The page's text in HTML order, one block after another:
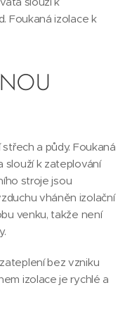
Foukaná izolace k
a půdy. Foukaná
slouží k zateplování
stroje jsou
vháněn izolační
venku, takže není
bez vzniku
izolace je rychlé a